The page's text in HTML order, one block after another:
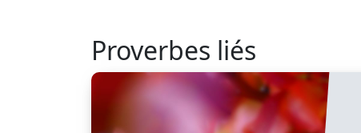
Proverbes liés